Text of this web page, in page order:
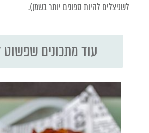
לשניצלים להיות ספוגים יותר בשמן).
עוד מתכונים